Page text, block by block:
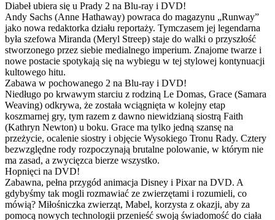
Diabeł ubiera się u Prady 2 na Blu-ray i DVD!
Andy Sachs (Anne Hathaway) powraca do magazynu „Runway”
jako nowa redaktorka działu reportaży. Tymczasem jej legendarna
była szefowa Miranda (Meryl Streep) staje do walki o przyszłość
stworzonego przez siebie medialnego imperium. Znajome twarze i
nowe postacie spotykają się na wybiegu w tej stylowej kontynuacji
kultowego hitu.
Zabawa w pochowanego 2 na Blu-ray i DVD!
Niedługo po krwawym starciu z rodziną Le Domas, Grace (Samara
Weaving) odkrywa, że została wciągnięta w kolejny etap
koszmarnej gry, tym razem z dawno niewidzianą siostrą Faith
(Kathryn Newton) u boku. Grace ma tylko jedną szansę na
przeżycie, ocalenie siostry i objęcie Wysokiego Tronu Rady. Cztery
bezwzględne rody rozpoczynają brutalne polowanie, w którym nie
ma zasad, a zwycięzca bierze wszystko.
Hopnięci na DVD!
Zabawna, pełna przygód animacja Disney i Pixar na DVD. A
gdybyśmy tak mogli rozmawiać ze zwierzętami i rozumieli, co
mówią? Miłośniczka zwierząt, Mabel, korzysta z okazji, aby za
pomocą nowych technologii przenieść swoją świadomość do ciała